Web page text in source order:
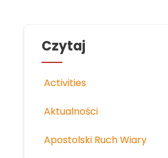
Czytaj
Activities
Aktualności
Apostolski Ruch Wiary